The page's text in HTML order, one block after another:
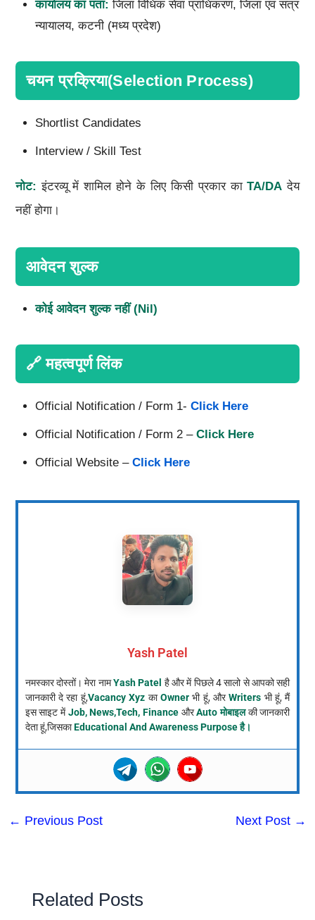
कार्यालय का पता: जिला विधिक सेवा प्राधिकरण, जिला एवं सत्र
न्यायालय, कटनी (मध्य प्रदेश)
चयन प्रक्रिया(Selection Process)
Shortlist Candidates
Interview / Skill Test
नोट: इंटरव्यू में शामिल होने के लिए किसी प्रकार काTA/DA देय
नहीं होगा।
आवेदन शुल्क
कोई आवेदन शुल्क नहीं (Nil)
🔗 महत्वपूर्ण लिंक
Official Notification / Form 1- Click Here
Official Notification / Form 2 – Click Here
Official Website – Click Here
Yash Patel
नमस्कार दोस्तों। मेरा नामYash Patel है और में पिछले 4 सालो से आपको सही
जानकारी दे रहा हूं,Vacancy Xyz काOwnerभी हूं, औरWriters भी हूं, मैं
इस साइट मेंJob, News,Tech, Finance औरAuto मोबाइलकी जानकारी
देता हूं,जिसकाEducational And Awareness Purpose है।
← Previous Post Next Post →
Related Posts